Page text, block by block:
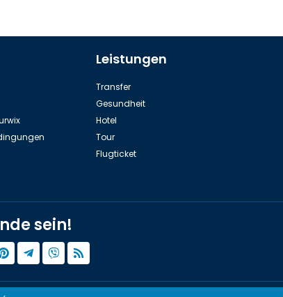
Leistungen
Transfer
Gesundheit
Hotel
Tour
Flugticket
sein!